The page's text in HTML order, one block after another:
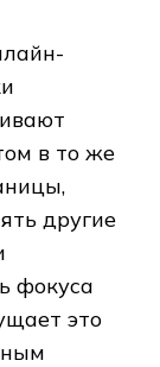
в то же
другие
фокуса
это